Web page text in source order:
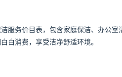
服务价目表，包含家庭保洁、办公室
白消费，享受洁净舒适环境。